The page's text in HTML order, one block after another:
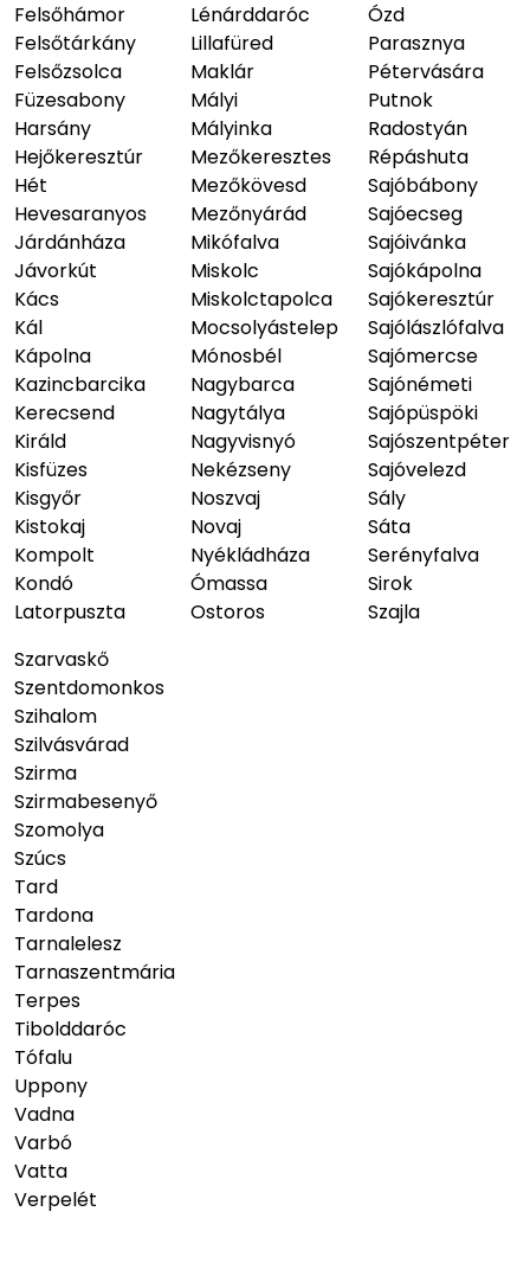
Felsőhámor
Felsőtárkány
Felsőzsolca
Füzesabony
Harsány
Hejőkeresztúr
Hét
Hevesaranyos
Járdánháza
Jávorkút
Kács
Kál
Kápolna
Kazincbarcika
Kerecsend
Királd
Kisfüzes
Kisgyőr
Kistokaj
Kompolt
Kondó
Latorpuszta
Lénárddaróc
Lillafüred
Maklár
Mályi
Mályinka
Mezőkeresztes
Mezőkövesd
Mezőnyárád
Mikófalva
Miskolc
Miskolctapolca
Mocsolyástelep
Mónosbél
Nagybarca
Nagytálya
Nagyvisnyó
Nekézseny
Noszvaj
Novaj
Nyékládháza
Ómassa
Ostoros
Ózd
Parasznya
Pétervására
Putnok
Radostyán
Répáshuta
Sajóbábony
Sajóecseg
Sajóivánka
Sajókápolna
Sajókeresztúr
Sajólászlófalva
Sajómercse
Sajónémeti
Sajópüspöki
Sajószentpéter
Sajóvelezd
Sály
Sáta
Serényfalva
Sirok
Szajla
Szarvaskő
Szentdomonkos
Szihalom
Szilvásvárad
Szirma
Szirmabesenyő
Szomolya
Szúcs
Tard
Tardona
Tarnalelesz
Tarnaszentmária
Terpes
Tibolddaróc
Tófalu
Uppony
Vadna
Varbó
Vatta
Verpelét